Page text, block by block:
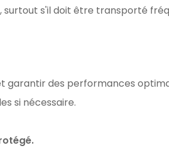
surtout s'il doit être transporté
garantir des performances
si nécessaire.